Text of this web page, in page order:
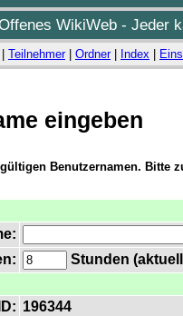
WikiWeb - Jeder
Teilnehmer| Ordner| Index
eingeben
Benutzernamen. Bitte
Stunden
196344